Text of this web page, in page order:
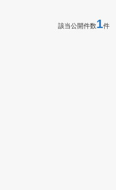
該当公開件数1件